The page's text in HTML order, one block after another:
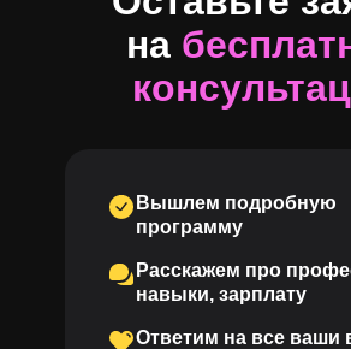
на
Ответим на все ваши
Вышлем подробную
программу
Расскажем про
навыки, зарплату